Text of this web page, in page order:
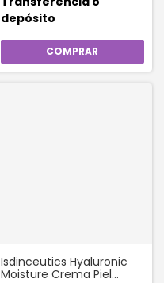
depósito
Isdinceutics Hyaluronic
Moisture Crema Piel